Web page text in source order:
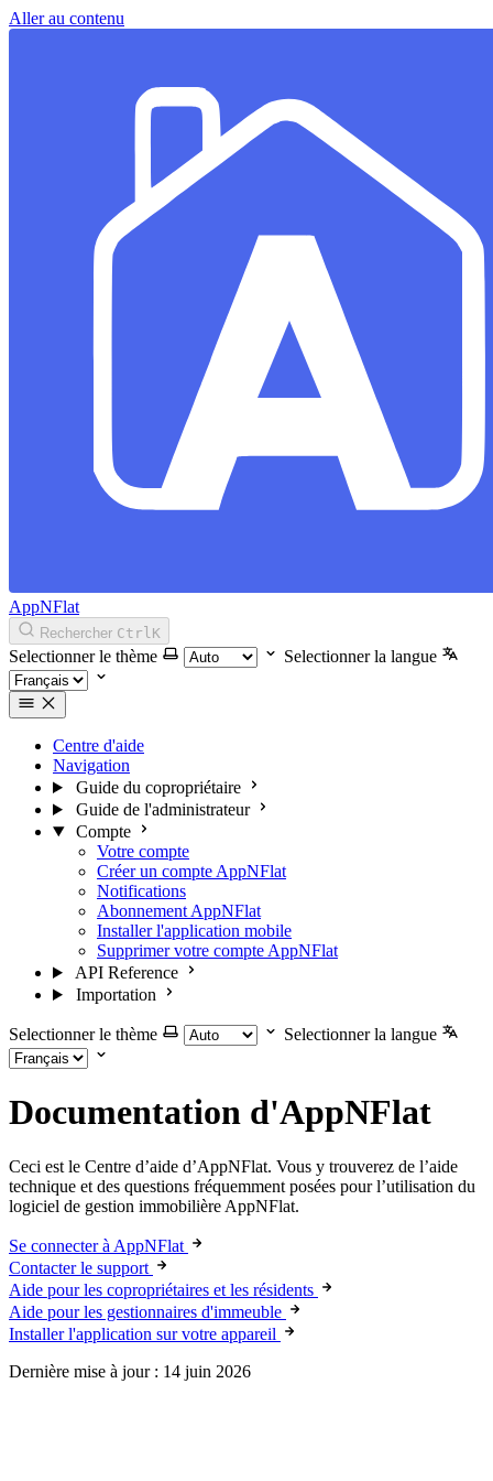
Aller au contenu
AppNFlat
Rechercher CtrlK
Selectionner le thème Selectionner la langue
Centre d'aide
Navigation
Guide du copropriétaire
Guide de l'administrateur
Compte
Votre compte
Créer un compte AppNFlat
Notifications
Abonnement AppNFlat
Installer l'application mobile
Supprimer votre compte AppNFlat
API Reference
Importation
Selectionner le thème Selectionner la langue
Documentation d'AppNFlat
Ceci est le Centre d’aide d’AppNFlat. Vous y trouverez de l’aide
technique et des questions fréquemment posées pour l’utilisation du
logiciel de gestion immobilière AppNFlat.
Se connecter à AppNFlat
Contacter le support
Aide pour les copropriétaires et les résidents
Aide pour les gestionnaires d'immeuble
Installer l'application sur votre appareil
Dernière mise à jour : 14 juin 2026